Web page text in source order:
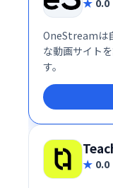
OneStreamは
な動画サイト
す。
0.0